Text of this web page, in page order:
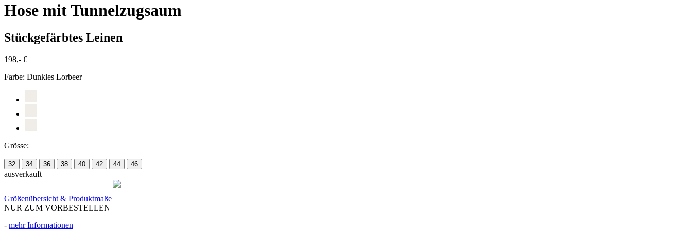
Hose mit Tunnelzugsaum
Stückgefärbtes Leinen
198,- €
Farbe: Dunkles Lorbeer
Grösse:
32 34 36 38 40 42 44 46
ausverkauft
Größenübersicht & Produktmaße
NUR ZUM VORBESTELLEN
- mehr Informationen